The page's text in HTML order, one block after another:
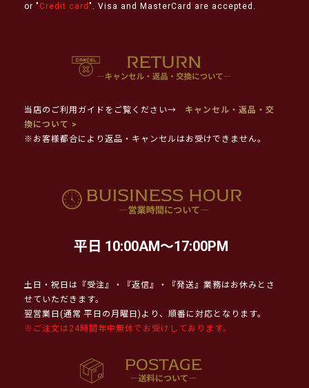
or " Credit card ". Visa and MasterCard are accepted.
当店のご利用ガイドをご覧ください→
キャンセル・返品・交
換について >
※お客様都合により返品・キャンセルはお受けできません。
平日 10:00AM～17:00PM
土日・祝日は『受注』・『返信』・『発送』業務はお休みとさ
せていただきます。
翌営業日(通常 平日の月曜日)より、順番に対応となります。
※ご注文は24時間年中無休でお受けしております。